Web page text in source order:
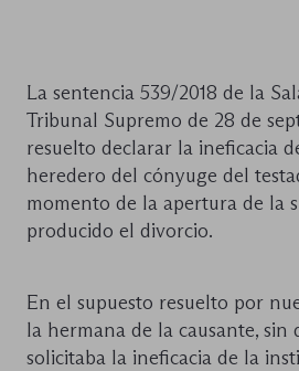
La sentencia 539/2018 de la
Tribunal Supremo de 28 de
resuelto declarar la ineficacia
heredero del cónyuge del
momento de la apertura de la
producido el divorcio.
En el supuesto resuelto por
la hermana de la causante, sin
solicitaba la ineficacia de la